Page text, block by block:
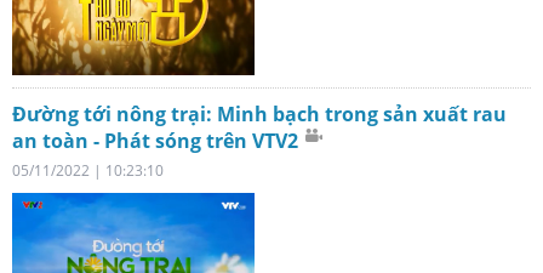
Đường tới nông trại: Minh bạch trong sản xuất rau
an toàn - Phát sóng trên VTV2
05/11/2022 | 10:23:10